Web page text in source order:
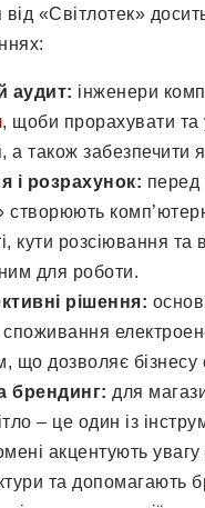
«Світлотек»
аудит: інженери
, щоби прорахувати та
а також забезпечити
і розрахунок: перед
створюють
кути розсіювання
для роботи.
рішення:
споживання
що дозволяє
брендинг: для
– це один із
акцентують
та допомагають